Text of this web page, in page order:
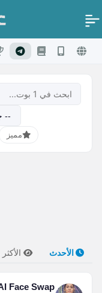
مميز
الأحدث
Face Swap